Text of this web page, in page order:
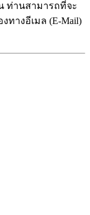
ท่านสามารถที่จะ
างอีเมล (E-Mail)